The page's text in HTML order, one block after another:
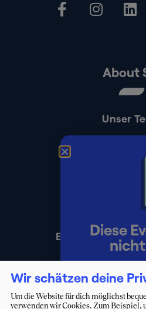
About
Unser
Erklärung zur
Wir schätzen deine
Um die Website für dich möglichst
verwenden wir Cookies. Zum Beispiel,
Diese
Lerne
kennen und